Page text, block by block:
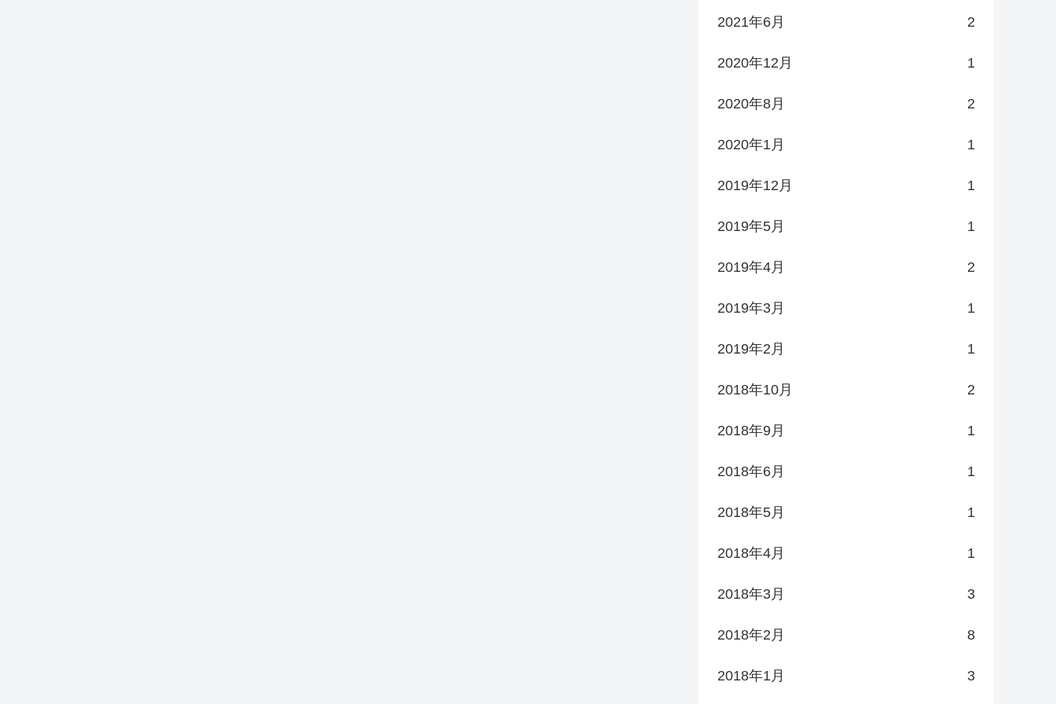
2021年6月 2
2020年12月 1
2020年8月 2
2020年1月 1
2019年12月 1
2019年5月 1
2019年4月 2
2019年3月 1
2019年2月 1
2018年10月 2
2018年9月 1
2018年6月 1
2018年5月 1
2018年4月 1
2018年3月 3
2018年2月 8
2018年1月 3